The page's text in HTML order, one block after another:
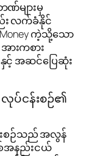
များမှ
လက်ခံနိုင်
Money ကဲ့သို့သော
ားကစား
င့် အဆင်ပြေဆုံး
လုပ်ငန်းစဉ်၏
န်းစဉ်သည် အလွန်
စ်အနည်းငယ်